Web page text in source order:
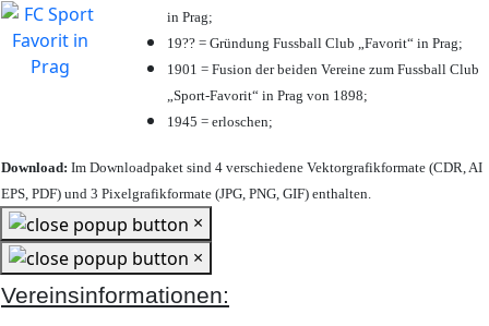
in Prag;
19?? = Gründung Fussball Club „Favorit“ in Prag;
1901 = Fusion der beiden Vereine zum Fussball Club
„Sport-Favorit“ in Prag von 1898;
1945 = erloschen;
Download: Im Downloadpaket sind 4 verschiedene Vektorgrafikformate (CDR, AI
EPS, PDF) und 3 Pixelgrafikformate (JPG, PNG, GIF) enthalten.
×
×
Vereinsinformationen: